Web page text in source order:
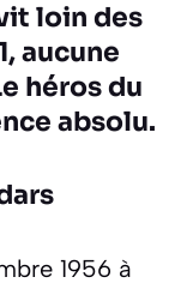
loin des
aucune
héros du
absolu.
1956 à